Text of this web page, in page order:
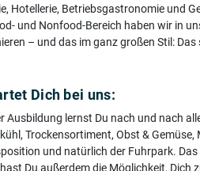
Hotellerie, Betriebsgastronomie und
und Nonfood-Bereich haben wir in
– und das im ganz großen Stil:
Dich bei uns:
Ausbildung lernst Du nach und nach
Trockensortiment, Obst &
und natürlich der Fuhrpark.
Du außerdem die Möglichkeit,